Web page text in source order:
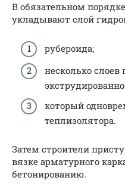
В обязательном
укладывают слой
рубероида;
несколько
который
теплизолятора.
Затем строители
вязке арматурного
бетонированию.